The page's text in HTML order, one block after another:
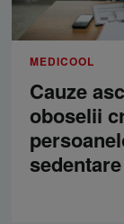
MEDICOOL
Cauze
oboselii